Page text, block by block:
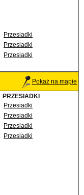
Przesiadki
Przesiadki
Przesiadki
Pokaż na mapie
PRZESIADKI
Przesiadki
Przesiadki
Przesiadki
Przesiadki